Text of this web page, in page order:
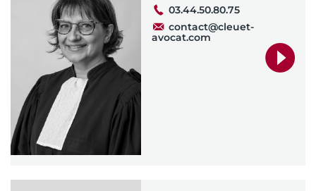
03.44.50.80.75
contact@cleuet-
avocat.com